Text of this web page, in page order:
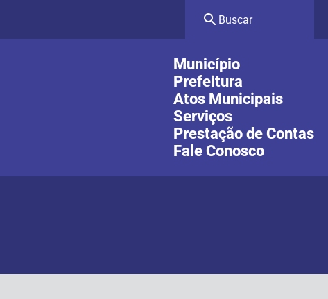
Município
Prefeitura
Atos Municipais
Serviços
Prestação de Contas
Fale Conosco